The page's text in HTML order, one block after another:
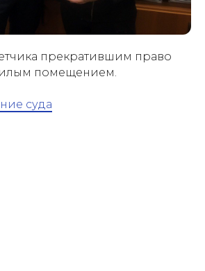
прекратившим право
помещением.
суда